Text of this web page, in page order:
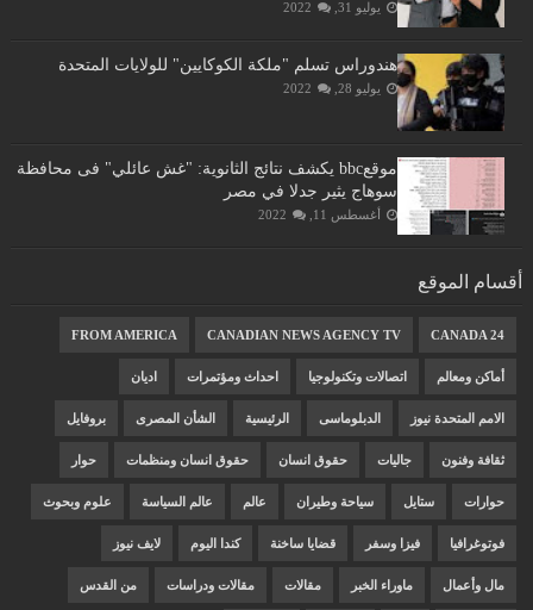
يوليو 31, 2022
هندوراس تسلم "ملكة الكوكايين" للولايات المتحدة
يوليو 28, 2022
موقعbbc يكشف نتائج الثانوية: "غش عائلي" فى محافظة
سوهاج يثير جدلا في مصر
أغسطس 11, 2022
أقسام الموقع
CANADA 24
CANADIAN NEWS AGENCY TV
FROM AMERICA
أماكن ومعالم اتصالات وتكنولوجيا احداث ومؤتمرات اديان
الامم المتحدة نيوز الدبلوماسى الرئيسية الشأن المصرى بروفايل
ثقافة وفنون جاليات حقوق انسان حقوق انسان ومنظمات حوار
حوارات ستايل سياحة وطيران عالم عالم السياسة علوم وبحوث
فوتوغرافيا فيزا وسفر قضايا ساخنة كندا اليوم لايف نيوز
مال وأعمال ماوراء الخبر مقالات مقالات ودراسات من القدس